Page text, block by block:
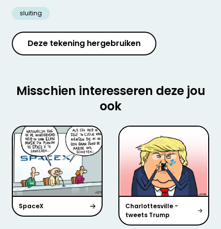
sluiting
Deze tekening hergebruiken
Misschien interesseren deze jou
ook
SpaceX
Charlottesville -
tweets Trump